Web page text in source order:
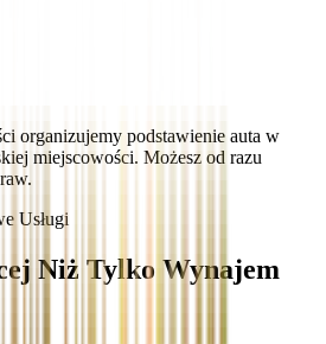
organizujemy podstawienie auta w
miejscowości. Możesz od razu
Usługi
Niż Tylko Wynajem